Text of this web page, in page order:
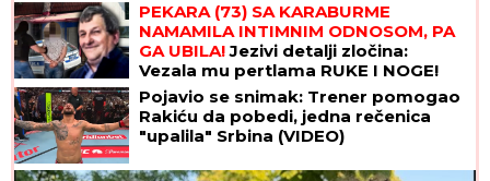
PEKARA (73) SA KARABURME
NAMAMILA INTIMNIM ODNOSOM, PA
GA UBILA!Jezivi detalji zločina:
Vezala mu pertlama RUKE I NOGE!
Pojavio se snimak: Trener pomogao
Rakiću da pobedi, jedna rečenica
"upalila" Srbina (VIDEO)